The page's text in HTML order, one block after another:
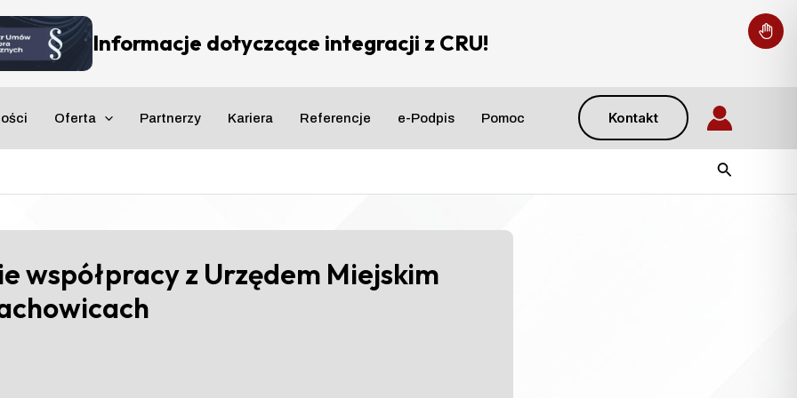
Informacje dotyczcące integracji z CRU!
Oferta Partnerzy Kariera Referencje e-Podpis Pomoc Kontakt
Szukaj
współpracy z Urzędem Miejskim